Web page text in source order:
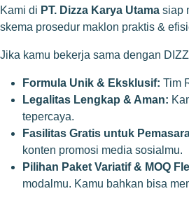
Kami di PT. Dizza Karya Utama siap
skema prosedur maklon praktis &
Jika kamu bekerja sama dengan
Formula Unik & Eksklusif: Tim
Legalitas Lengkap & Aman:
tepercaya.
Fasilitas Gratis untuk
konten promosi media sosialmu.
Pilihan Paket Variatif & MOQ
modalmu. Kamu bahkan bisa